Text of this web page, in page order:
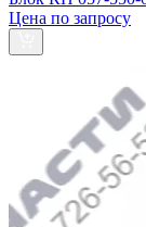
Цена по запросу